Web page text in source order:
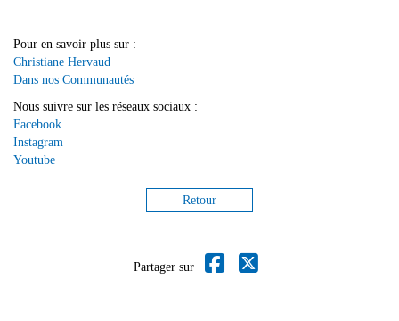
Pour en savoir plus sur :
Christiane Hervaud
Dans nos Communautés
Nous suivre sur les réseaux sociaux :
Facebook
Instagram
Youtube
Retour
Partager sur